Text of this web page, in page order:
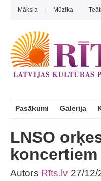
Māksla Mūzika
Pasākumi Galerija
LNSO
koncertiem
Autors Rīts.lv 27/12/